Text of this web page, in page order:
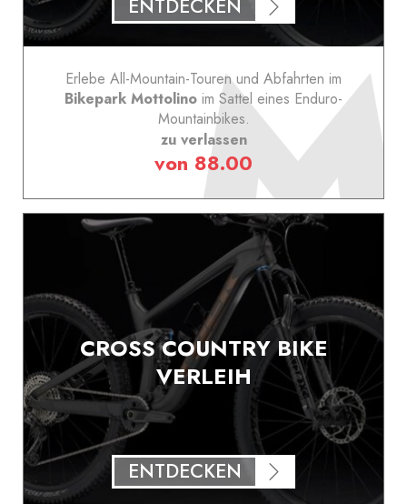
ENTDECKEN
Erlebe All-Mountain-Touren und Abfahrten im
Bikepark Mottolino im Sattel eines Enduro-
Mountainbikes.
zu verlassen
von 88.00
CROSS COUNTRY BIKE
VERLEIH
ENTDECKEN